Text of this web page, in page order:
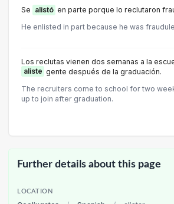
Se alistó en parte porque lo reclutaron
He enlisted in part because he was
Los reclutas vienen dos semanas a la
aliste gente después de la graduación.
The recruiters come to school for two
up to join after graduation.
Further details about this page
LOCATION